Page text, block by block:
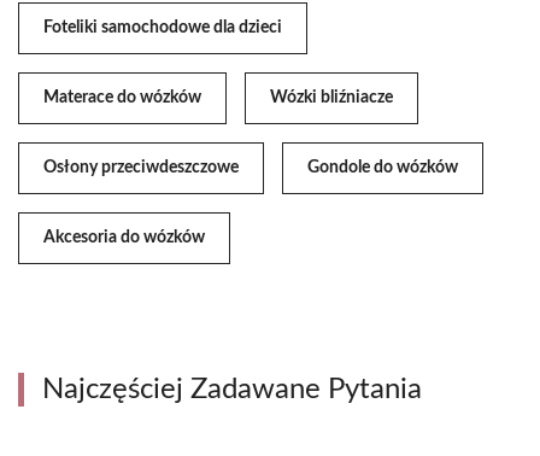
Foteliki samochodowe dla dzieci
Materace do wózków Wózki bliźniacze
Osłony przeciwdeszczowe Gondole do wózków
Akcesoria do wózków
Najczęściej Zadawane Pytania